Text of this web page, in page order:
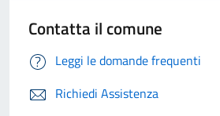
Contatta il comune
Leggi le domande frequenti
Richiedi Assistenza